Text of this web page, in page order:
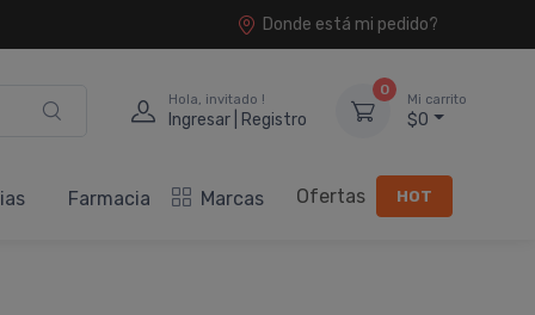
Donde está mi pedido?
Hola, invitado !
Ingresar | Registro
0
Mi carrito
$0
Farmacia Marcas Ofertas HOT